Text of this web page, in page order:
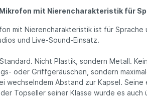
mit Nieren­charak­teristik für
mit Nieren­charak­teristik ist für
und Live-Sound-Einsatz.
Nicht Plastik, sondern Metall.
oder Griff­geräu­schen, sondern
wech­seln­dem Abstand zur Kapsel.
Top­seller seiner Klasse wurde es